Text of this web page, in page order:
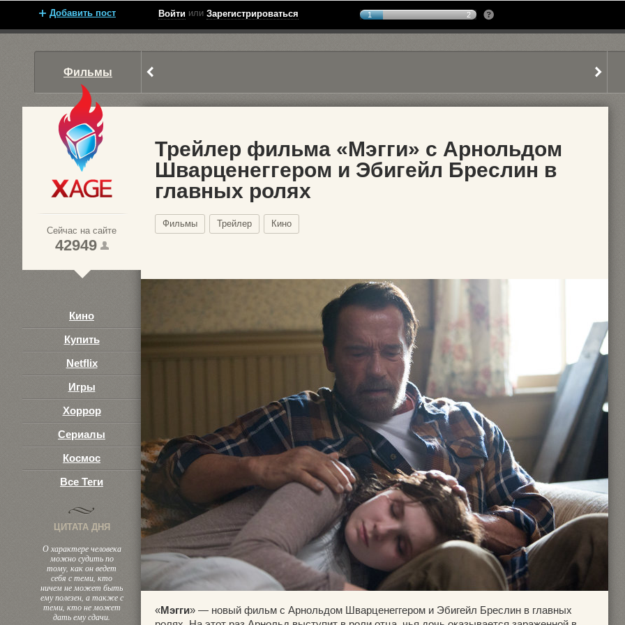
Добавить пост Войти или Зарегистрироваться 1 2
Фильмы
Сейчас на сайте
42949
Кино
Купить
Netflix
Игры
Хоррор
Сериалы
Космос
Все Теги
ЦИТАТА ДНЯ
О характере человека
можно судить по
тому, как он ведет
себя с теми, кто
ничем не может быть
ему полезен, а также с
теми, кто не может
дать ему сдачи.
Трейлер фильма «Мэгги» с Арнольдом
Шварценеггером и Эбигейл Бреслин в
главных ролях
Фильмы Трейлер Кино
«Мэгги» — новый фильм с Арнольдом Шварценеггером и Эбигейл Бреслин в главных